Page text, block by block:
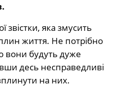
звістки, яка змусить
життя. Не потрібно
вони будуть дуже
десь несправедливі
на них.